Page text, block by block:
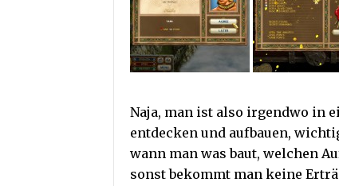
Naja, man ist also irgendwo in
entdecken und aufbauen,
wann man was baut, welchen
sonst bekommt man keine